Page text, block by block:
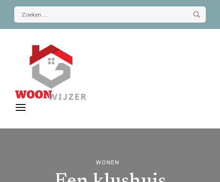
Zoeken
naar:
De-woonwijzer.nl
| Lees alles op het gebied van wonen
WONEN